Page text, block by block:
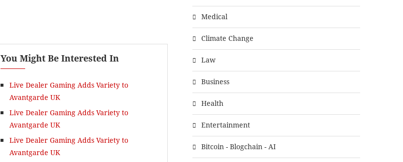
You Might Be Interested In
Live Dealer Gaming Adds Variety to
Avantgarde UK
Live Dealer Gaming Adds Variety to
Avantgarde UK
Live Dealer Gaming Adds Variety to
Avantgarde UK
Medical
Climate Change
Law
Business
Health
Entertainment
Bitcoin - Blogchain - AI